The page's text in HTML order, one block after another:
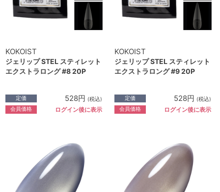
KOKOIST
ジェリップ STEL スティレット
エクストラロング #8 20P
定価 528円 (税込)
会員価格 ログイン後に表示
KOKOIST
ジェリップ STEL スティレット
エクストラロング #9 20P
定価 528円 (税込)
会員価格 ログイン後に表示